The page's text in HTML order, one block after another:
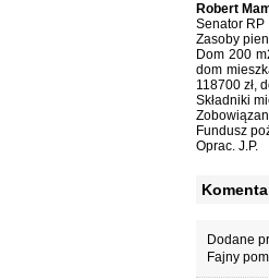
Robert
Senator RP
Zasoby
Dom 200
dom
118700 zł,
Składniki
Fundusz
Oprac. J.P.
Dodane
Fajny